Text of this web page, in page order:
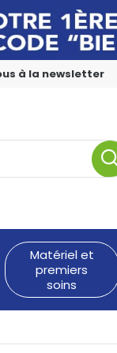
à la newsletter
Matériel et
premiers
soins